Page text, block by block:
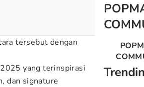
tersebut dengan
yang terinspirasi
dan signature